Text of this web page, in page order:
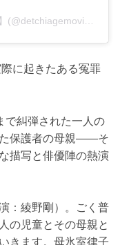
がシェアした投稿
に起きたある冤罪
で糾弾された一人の
た保護者の母親――そ
描写と俳優陣の熱演
：綾野剛）。ごく普
の児童とその母親と
きます。母氷室律子